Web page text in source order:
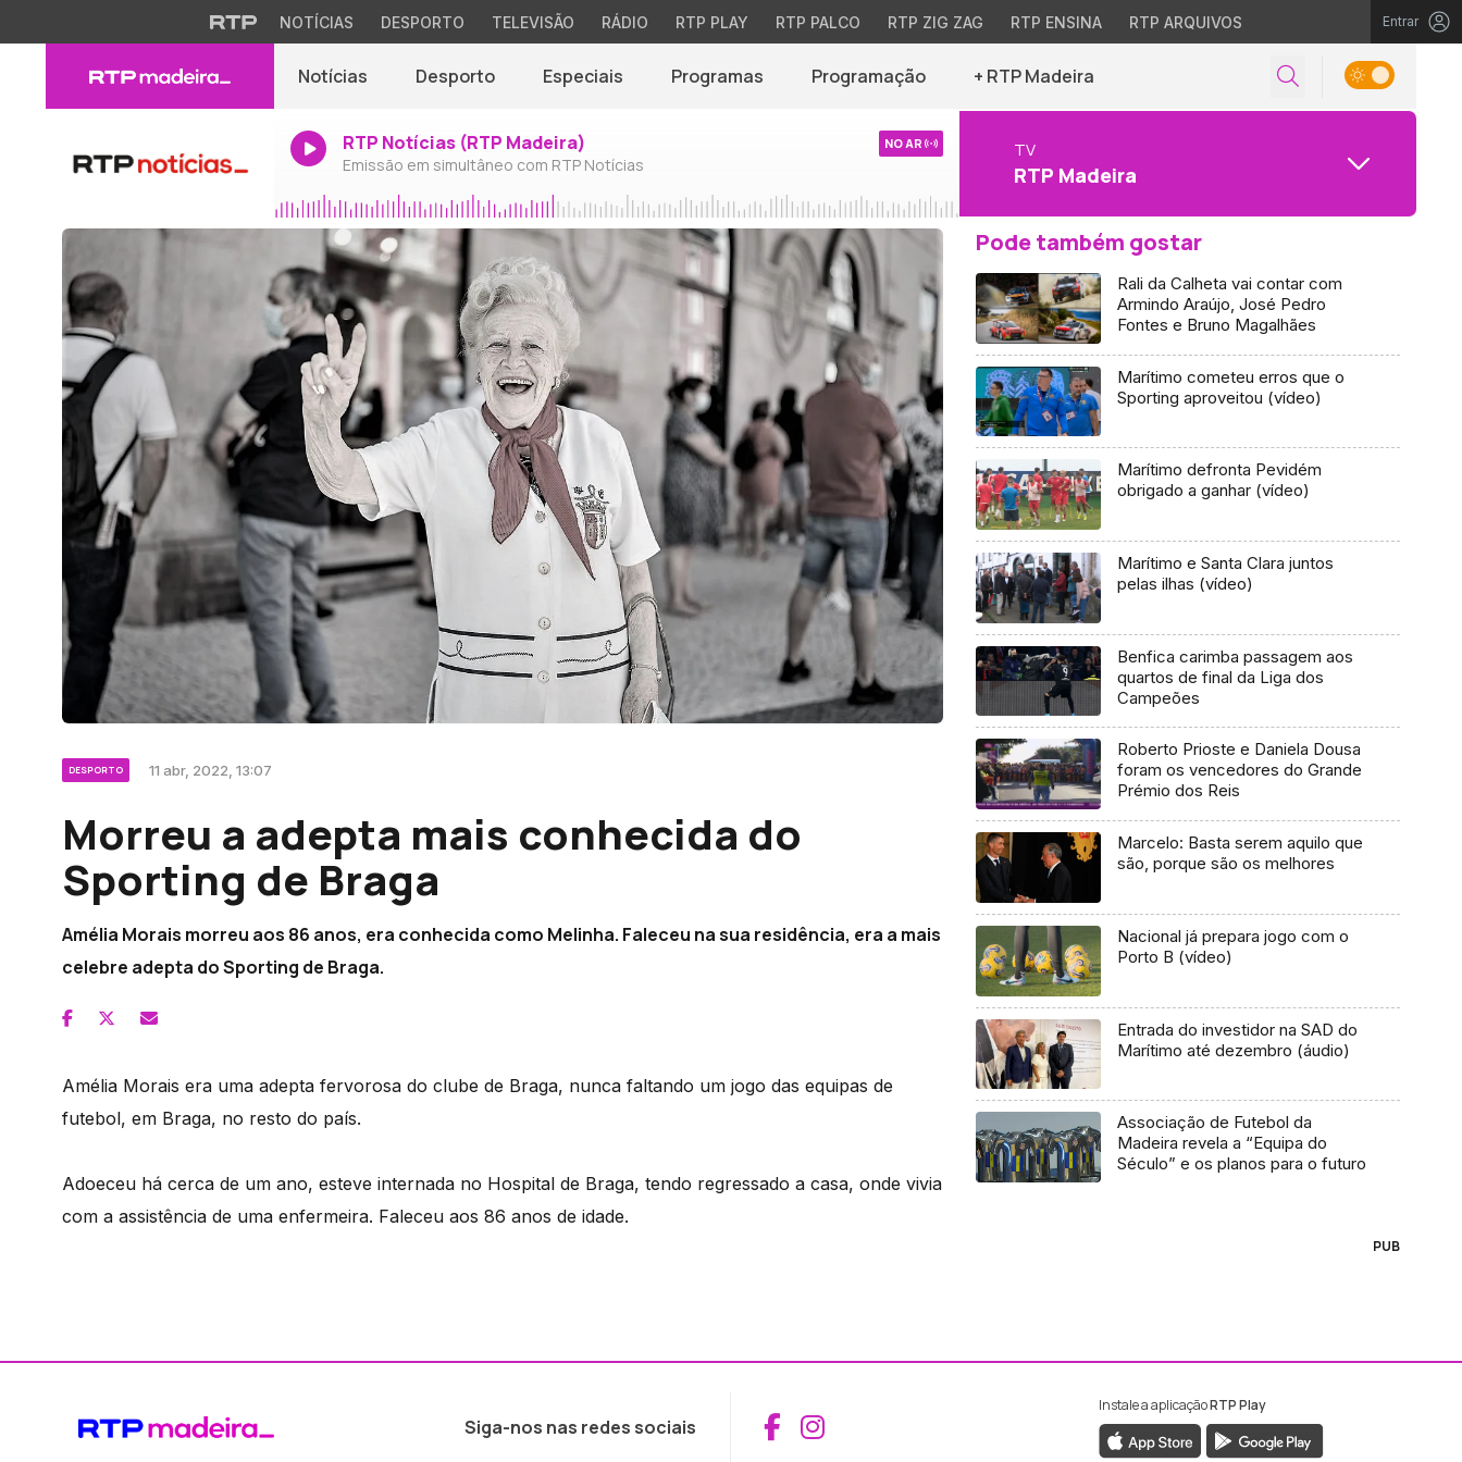
NOTÍCIAS DESPORTO TELEVISÃO RÁDIO RTP PLAY RTP PALCO RTP ZIG ZAG RTP ENSINA RTP ARQUIVOS Entrar
Notícias Desporto Especiais Programas Programação + RTP Madeira
RTP Notícias (RTP Madeira)
Emissão em simultâneo com RTP Notícias
NO AR TV
RTP Madeira
DESPORTO 11 abr, 2022, 13:07
Morreu a adepta mais conhecida do
Sporting de Braga
Amélia Morais morreu aos 86 anos, era conhecida como Melinha. Faleceu na sua residência, era a mais
celebre adepta do Sporting de Braga.
Amélia Morais era uma adepta fervorosa do clube de Braga, nunca faltando um jogo das equipas de
futebol, em Braga, no resto do país.
Adoeceu há cerca de um ano, esteve internada no Hospital de Braga, tendo regressado a casa, onde vivia
com a assistência de uma enfermeira. Faleceu aos 86 anos de idade.
Pode também gostar
Rali da Calheta vai contar com
Armindo Araújo, José Pedro
Fontes e Bruno Magalhães
Marítimo cometeu erros que o
Sporting aproveitou (vídeo)
Marítimo defronta Pevidém
obrigado a ganhar (vídeo)
Marítimo e Santa Clara juntos
pelas ilhas (vídeo)
Benfica carimba passagem aos
quartos de final da Liga dos
Campeões
Roberto Prioste e Daniela Dousa
foram os vencedores do Grande
Prémio dos Reis
Marcelo: Basta serem aquilo que
são, porque são os melhores
Nacional já prepara jogo com o
Porto B (vídeo)
Entrada do investidor na SAD do
Marítimo até dezembro (áudio)
Associação de Futebol da
Madeira revela a “Equipa do
Século” e os planos para o futuro
PUB
Siga-nos nas redes sociais Aceder ao Facebook da RTP Madeira
Aceder ao Instagram da RTP Madeira
Instale a aplicaçãoRTP Play